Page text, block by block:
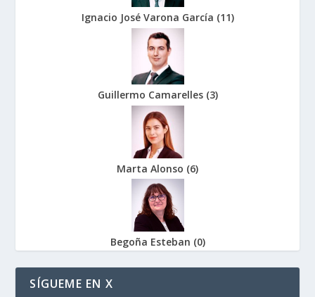
Ignacio José Varona García (11)
Guillermo Camarelles (3)
Marta Alonso (6)
Begoña Esteban (0)
SÍGUEME EN X